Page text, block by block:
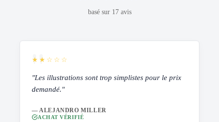
basé sur 17 avis
★★☆☆☆
"Les illustrations sont trop simplistes pour le prix
demandé."
— ALEJANDRO MILLER
ACHAT VÉRIFIÉ